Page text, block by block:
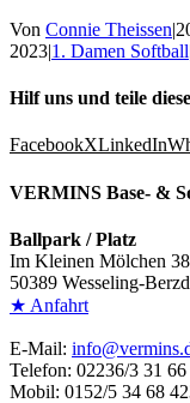
Von Connie Theissen|
2023|1. Damen Softball
Hilf uns und teile
FacebookXLinkedIn
VERMINS Base- &
Ballpark / Platz
Im Kleinen Mölchen 38
50389 Wesseling-
★ Anfahrt
E-Mail:
Telefon: 02236/3 31 66
Mobil: 0152/5 34 68